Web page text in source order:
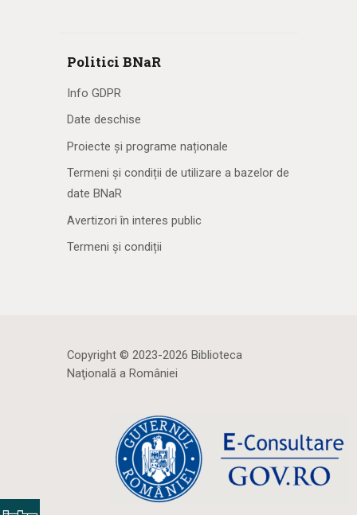
Politici BNaR
Info GDPR
Date deschise
Proiecte și programe naționale
Termeni și condiții de utilizare a bazelor de
date BNaR
Avertizori în interes public
Termeni și condiții
Copyright © 2023-2026 Biblioteca
Naţională a României